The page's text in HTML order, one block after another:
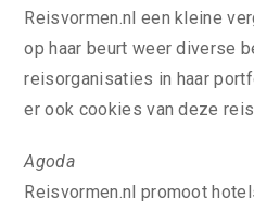
Reisvormen.nl een kleine
op haar beurt weer diverse
reisorganisaties in haar
er ook cookies van deze
Agoda
Reisvormen.nl promoot